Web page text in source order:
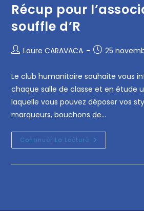
Récup pour
souffle d’R
Laure CARAVACA 25
Le club humanitaire souhaite vous
chaque salle de classe et en étude
laquelle vous pouvez déposer vos
marqueurs, bouchons de…
Continuer La Lecture